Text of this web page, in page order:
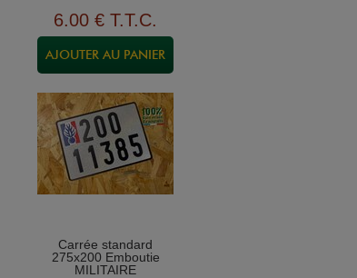
6.00 € T.T.C.
Carrée standard
275x200 Emboutie
MILITAIRE